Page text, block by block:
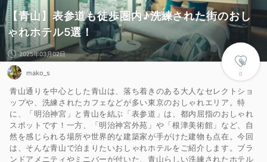
【青山】表参道も徒歩圏内♪洗練された街のおし
ゃれホテル5選！
0
2025年03月02日
mako_s
青山通りを中心とした青山は、落ち着きのある大人なセレクトショ
ップや、洗練されたカフェなどが多い東京のおしゃれエリア。特
に、「明治神宮」と青山を結ぶ「表参道」は、都内屈指のおしゃれ
スポットです！一方、「明治神宮外苑」や「根津美術館」など、自
然を感じられる場所や世界的な建築家が手がけた建物も点在。今回
は、そんな青山で泊まりたいおしゃれホテルをご紹介します。ブラ
ンドアメニティやミニバーが付いた、青山らしい洗練されたホテル